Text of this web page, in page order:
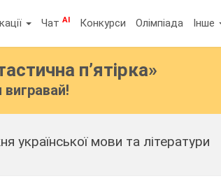
ЧатAI Конкурси Олімпіада Інше
п’ятірка»
української мови та літератури